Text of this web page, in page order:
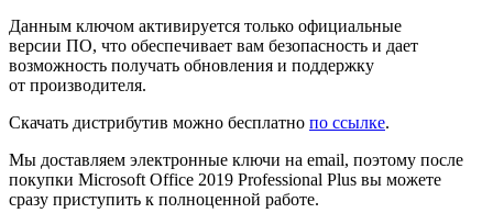
Данным ключом активируется только официальные
версии ПО, что обеспечивает вам безопасность и дает
возможность получать обновления и поддержку
от производителя.
Скачать дистрибутив можно бесплатно по ссылке.
Мы доставляем электронные ключи на email, поэтому после
покупки Microsoft Office 2019 Professional Plus вы можете
сразу приступить к полноценной работе.